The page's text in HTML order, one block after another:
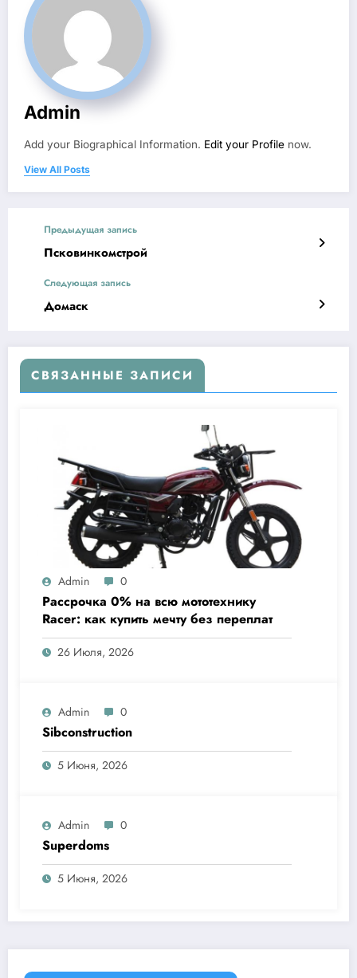
Admin
Add your Biographical Information. Edit your Profile now.
View All Posts
Предыдущая запись
Псковинкомстрой
Следующая запись
Домаск
СВЯЗАННЫЕ ЗАПИСИ
Admin 0
Рассрочка 0% на всю мототехнику
Racer: как купить мечту без переплат
26 Июля, 2026
Admin 0
Sibconstruction
5 Июня, 2026
Admin 0
Superdoms
5 Июня, 2026